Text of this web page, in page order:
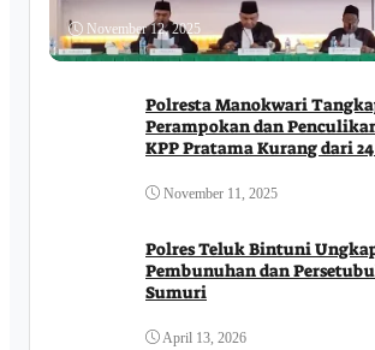
November 12, 2025
Polresta Manokwari
Perampokan dan
KPP Pratama Kurang dari
November 11, 2025
Polres Teluk Bintuni
Pembunuhan dan
Sumuri
April 13, 2026